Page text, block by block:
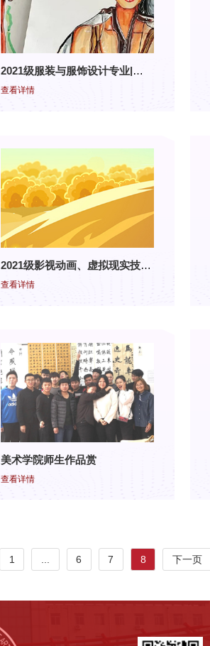
2021级服装与服饰设计专业|时装画结课展
查看详情
2021级影视动画、虚拟现实技术应用专业｜二维动画结课展
查看详情
美术学院师生作品赏
查看详情
1 6 7 8 下一页